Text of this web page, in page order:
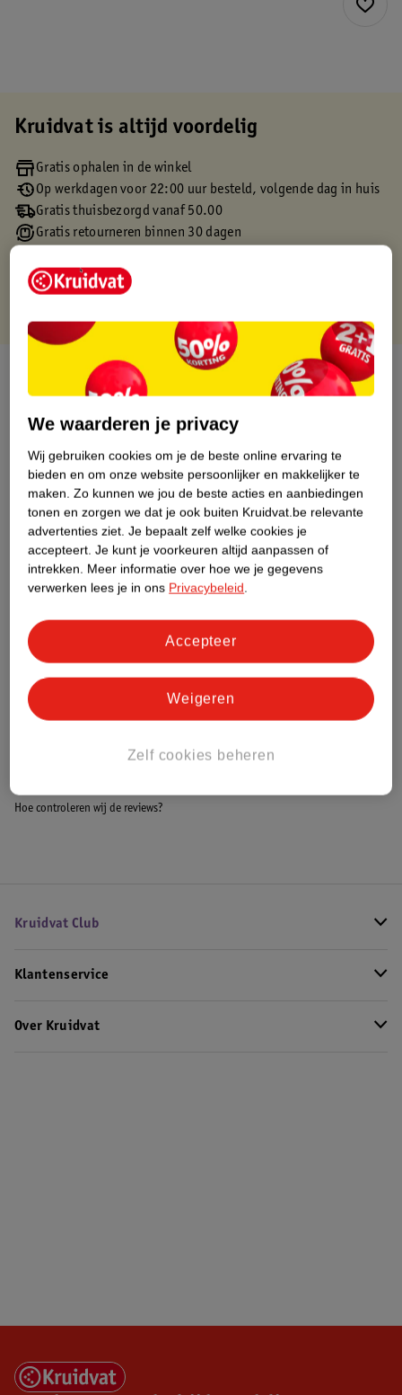
Kruidvat is altijd voordelig
Gratis ophalen in de winkel
Op werkdagen voor 22:00 uur besteld, volgende dag in huis
Gratis thuisbezorgd vanaf 50.00
Gratis retourneren binnen 30 dagen
Over dit product
Productinformatie
Etiketinformatie
Nature Impact Score
Dit product heeft (nog) geen Nature
Impact Score.
Meer informatie
Bestel & Bezorginformatie
Bekijk ook
Alle Haarklemmen
Hoe controleren wij de reviews?
Kruidvat Club
Klantenservice
Over Kruidvat
We waarderen je privacy
Wij gebruiken cookies om je de beste online ervaring te
bieden en om onze website persoonlijker en makkelijker te
maken. Zo kunnen we jou de beste acties en aanbiedingen
tonen en zorgen we dat je ook buiten Kruidvat.be relevante
advertenties ziet. Je bepaalt zelf welke cookies je
accepteert. Je kunt je voorkeuren altijd aanpassen of
intrekken. Meer informatie over hoe we je gegevens
verwerken lees je in ons Privacybeleid.
Zelf cookies beheren
Weigeren
Accepteer